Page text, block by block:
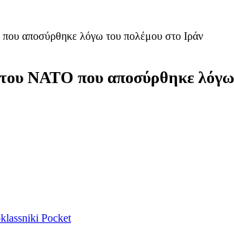
αποσύρθηκε λόγω του πολέμου στο Ιράν
ΝΑΤΟ που αποσύρθηκε
Pocket